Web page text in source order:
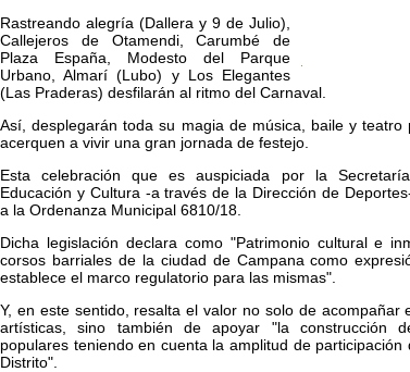
Rastreando alegría (Dallera y 9 de Julio),
Callejeros de Otamendi, Carumbé de
Plaza España, Modesto del Parque
Urbano, Almarí (Lubo) y Los Elegantes
(Las Praderas) desfilarán al ritmo del Carnaval.
Así, desplegarán toda su magia de música, baile y
acerquen a vivir una gran jornada de festejo.
Esta celebración que es auspiciada por la
Educación y Cultura -a través de la Dirección de
a la Ordenanza Municipal 6810/18.
Dicha legislación declara como "Patrimonio cultural e
corsos barriales de la ciudad de Campana como
establece el marco regulatorio para las mismas".
Y, en este sentido, resalta el valor no solo de acompañar
artísticas, sino también de apoyar "la construcción
populares teniendo en cuenta la amplitud de
Distrito".